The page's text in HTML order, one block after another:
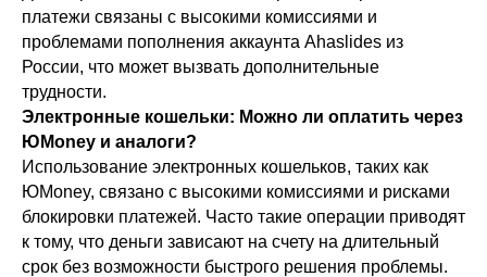
платежи связаны с высокими комиссиями и
проблемами пополнения аккаунта Ahaslides из
России, что может вызвать дополнительные
трудности.
Электронные кошельки: Можно ли оплатить через
ЮMoney и аналоги?
Использование электронных кошельков, таких как
ЮMoney, связано с высокими комиссиями и рисками
блокировки платежей. Часто такие операции приводят
к тому, что деньги зависают на счету на длительный
срок без возможности быстрого решения проблемы.